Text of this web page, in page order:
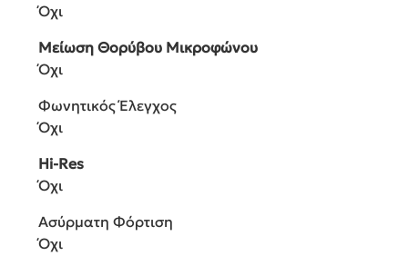
Όχι
Μείωση Θορύβου Μικροφώνου
Όχι
Φωνητικός Έλεγχος
Όχι
Hi-Res
Όχι
Ασύρματη Φόρτιση
Όχι